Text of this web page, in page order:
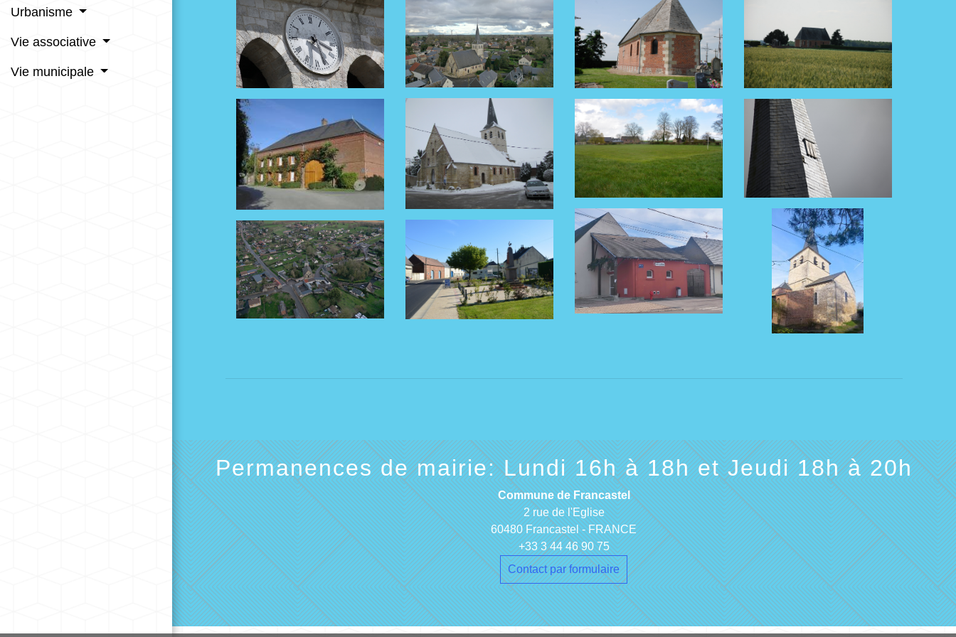
Urbanisme
Vie associative
Vie municipale
Permanences de mairie: Lundi 16h à 18h et Jeudi 18h à 20h
Commune de Francastel
2 rue de l'Eglise
60480 Francastel - FRANCE
+33 3 44 46 90 75
Contact par formulaire